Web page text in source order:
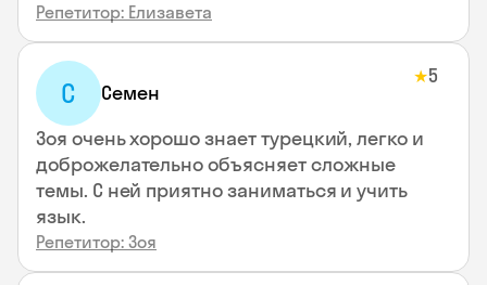
Репетитор: Елизавета
С Семен
★5
Зоя очень хорошо знает турецкий, легко и
доброжелательно объясняет сложные
темы. С ней приятно заниматься и учить
язык.
Репетитор: Зоя